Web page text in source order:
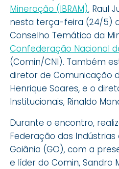
Mineração (IBRAM), Raul
nesta terça-feira (24/5)
Conselho Temático da
Confederação Nacional
(Comin/CNI). Também
diretor de Comunicação
Henrique Soares, e o
Institucionais, Rinaldo
Durante o encontro,
Federação das Indústrias
Goiânia (GO), com a
e líder do Comin, Sandro